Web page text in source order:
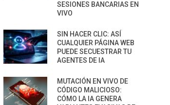
CÓMO LOS HACKERS
INTERCEPTAN OTPS Y
LLAMADAS MÓVILES SIN
‘HACKEAR’ — EL INCREÍBLE
13 TÉCNICAS
RIDÍCULAMENTE
PARA HACKEAR Y
NAVEGADORES DE IA
SESIONES BANCARIAS EN
VIVO
SIN HACER CLIC: ASÍ
CUALQUIER PÁGINA WEB
PUEDE SECUESTRAR TU
AGENTES DE IA
MUTACIÓN EN VIVO DE
CÓDIGO MALICIOSO:
CÓMO LA IA GENERA